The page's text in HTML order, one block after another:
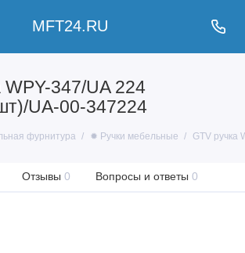
MFT24.RU
WPY-347/UA 224
UA-00-347224
фурнитура ✹ Ручки мебельные GTV ручка
Отзывы 0 Вопросы и ответы 0